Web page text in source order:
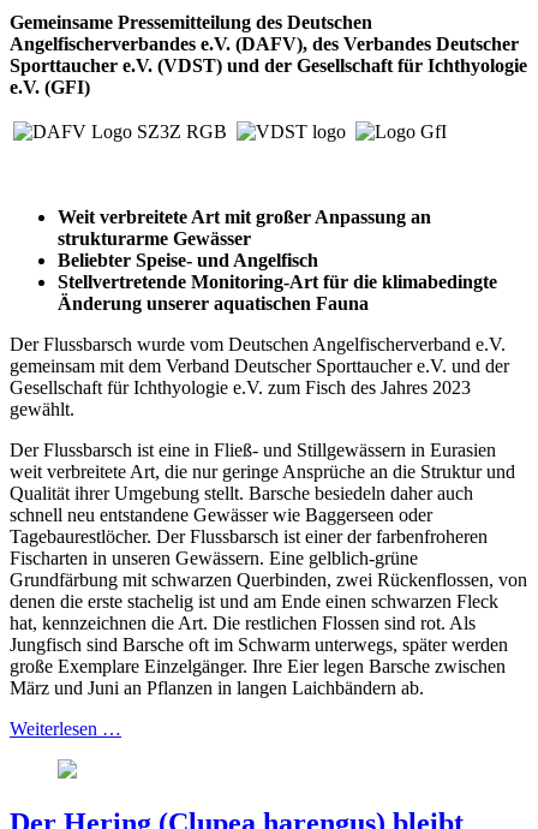
Gemeinsame Pressemitteilung des Deutschen
Angelfischerverbandes e.V. (DAFV), des Verbandes Deutscher
Sporttaucher e.V. (VDST) und der Gesellschaft für Ichthyologie
e.V. (GFI)
Weit verbreitete Art mit großer Anpassung an
strukturarme Gewässer
Beliebter Speise- und Angelfisch
Stellvertretende Monitoring-Art für die klimabedingte
Änderung unserer aquatischen Fauna
Der Flussbarsch wurde vom Deutschen Angelfischerverband e.V.
gemeinsam mit dem Verband Deutscher Sporttaucher e.V. und der
Gesellschaft für Ichthyologie e.V. zum Fisch des Jahres 2023
gewählt.
Der Flussbarsch ist eine in Fließ- und Stillgewässern in Eurasien
weit verbreitete Art, die nur geringe Ansprüche an die Struktur und
Qualität ihrer Umgebung stellt. Barsche besiedeln daher auch
schnell neu entstandene Gewässer wie Baggerseen oder
Tagebaurestlöcher. Der Flussbarsch ist einer der farbenfroheren
Fischarten in unseren Gewässern. Eine gelblich-grüne
Grundfärbung mit schwarzen Querbinden, zwei Rückenflossen, von
denen die erste stachelig ist und am Ende einen schwarzen Fleck
hat, kennzeichnen die Art. Die restlichen Flossen sind rot. Als
Jungfisch sind Barsche oft im Schwarm unterwegs, später werden
große Exemplare Einzelgänger. Ihre Eier legen Barsche zwischen
März und Juni an Pflanzen in langen Laichbändern ab.
Weiterlesen …
Der Hering (Clupea harengus) bleibt